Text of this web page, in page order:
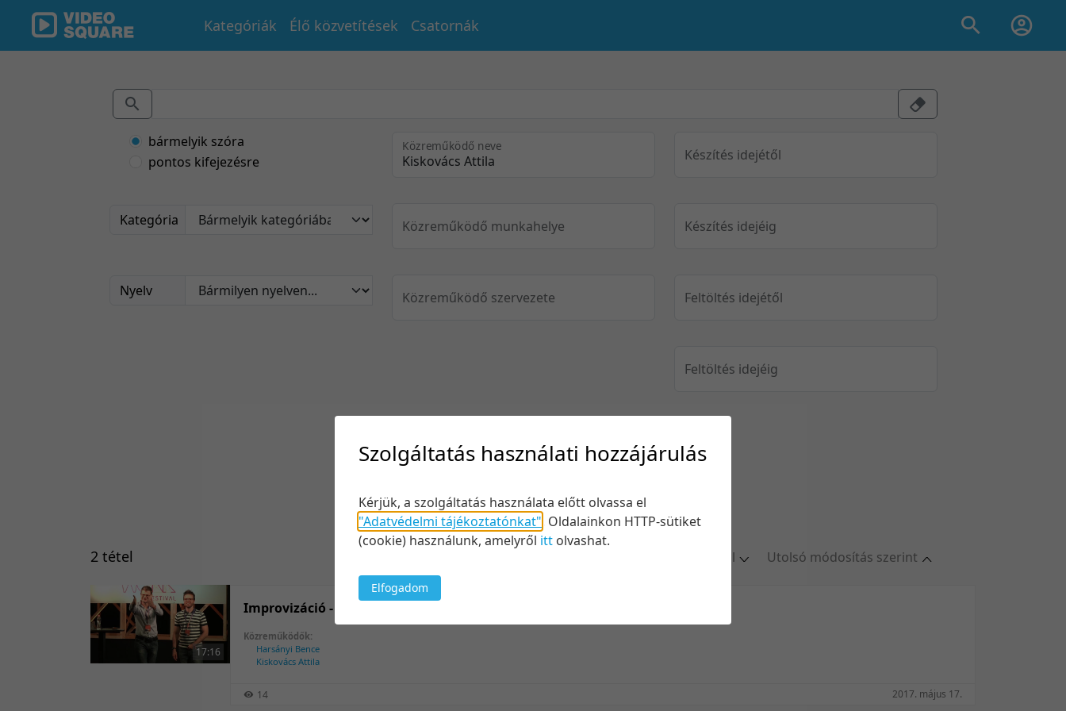
Kategóriák Élő közvetítések Csatornák
bármelyik szóra
pontos kifejezésre
Kategória
Nyelv
Közreműködő neve
Közreműködő munkahelye
Közreműködő szervezete
Készítés idejétől
Készítés idejéig
Feltöltés idejétől
Feltöltés idejéig
Keresés
Utolsó módosítás szerint
2 tétel
100 tétel/oldal
17:16
Improvizáció - a jövőtálló képesség
Közreműködők:
Harsányi Bence
Kiskovács Attila
14 2017. május 17.
Szolgáltatás használati hozzájárulás
Kérjük, a szolgáltatás használata előtt olvassa el
"Adatvédelmi tájékoztatónkat" Oldalainkon HTTP-sütiket
(cookie) használunk, amelyről itt olvashat.
Elfogadom